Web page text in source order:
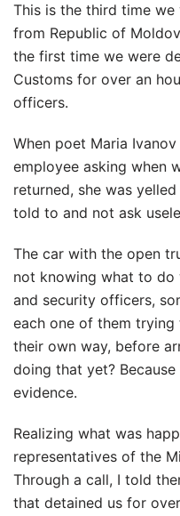
This is the third time we
from Republic of
the first time we were
Customs for over an
officers.
When poet Maria
employee asking when
returned, she was
told to and not ask
The car with the open
not knowing what to do
and security officers,
each one of them
their own way, before
doing that yet?
evidence.
Realizing what was
representatives of the
Through a call, I told
that detained us for